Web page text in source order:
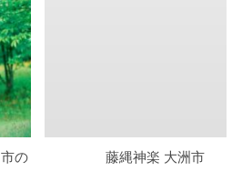
の
藤縄神楽 大洲市